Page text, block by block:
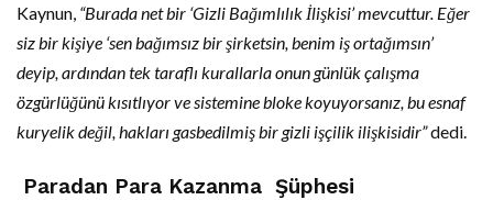
Kaynun, “Burada net bir ‘Gizli Bağımlılık İlişkisi’ mevcuttur. Eğer
siz bir kişiye ‘sen bağımsız bir şirketsin, benim iş ortağımsın’
deyip, ardından tek taraflı kurallarla onun günlük çalışma
özgürlüğünü kısıtlıyor ve sistemine bloke koyuyorsanız, bu esnaf
kuryelik değil, hakları gasbedilmiş bir gizli işçilik ilişkisidir”dedi.
Paradan Para Kazanma Şüphesi